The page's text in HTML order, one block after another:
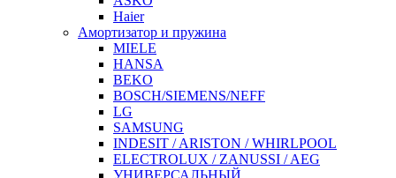
Haier
Амортизатор и пружина
MIELE
HANSA
BEKO
BOSCH/SIEMENS/NEFF
LG
SAMSUNG
INDESIT / ARISTON / WHIRLPOOL
ELECTROLUX / ZANUSSI / AEG
УНИВЕРСАЛЬНЫЙ